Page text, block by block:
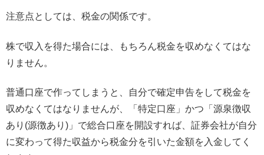
注意点としては、税金の関係です。
株で収入を得た場合には、もちろん税金を収めなくてはな
りません。
普通口座で作ってしまうと、自分で確定申告をして税金を
収めなくてはなりませんが、「特定口座」かつ「源泉徴収
あり(源徴あり)」で総合口座を開設すれば、証券会社が自分
に変わって得た収益から税金分を引いた金額を入金してく